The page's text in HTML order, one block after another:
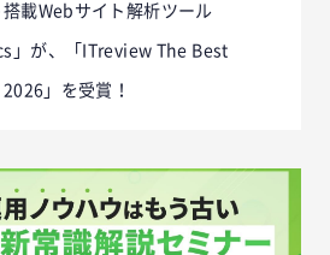
載Webサイト解析ツール
」が、「ITreview The Best
」を受賞！